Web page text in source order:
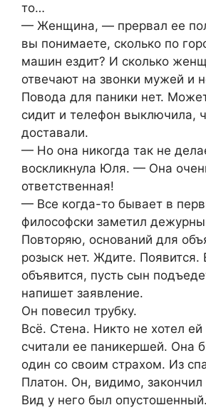
то…
— Женщина, — прервал ее
вы понимаете, сколько по
машин ездит? И сколько
отвечают на звонки мужей и
Повода для паники нет.
сидит и телефон выключила,
доставали.
— Но она никогда так не
воскликнула Юля. — Она
ответственная!
— Все когда-то бывает в
философски заметил
Повторяю, оснований для
розыск нет. Ждите. Появится.
объявится, пусть сын
напишет заявление.
Он повесил трубку.
Всё. Стена. Никто не хотел ей
считали ее паникершей. Она
один со своим страхом. Из
Платон. Он, видимо, закончил
Вид у него был опустошенный.